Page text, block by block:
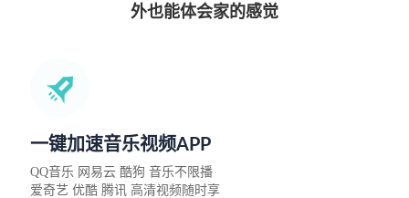
外也能体会家的感觉
一键加速音乐视频APP
QQ音乐 网易云 酷狗 音乐不限播
爱奇艺 优酷 腾讯 高清视频随时享